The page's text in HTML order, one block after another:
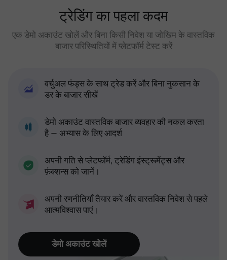
ट्रेडिंग का पहला कदम
एक डेमो अकाउंट खोलें और बिना किसी निवेश या जोखिम के वास्तविक
बाजार परिस्थितियों में प्लेटफॉर्म टेस्ट करें
वर्चुअल फंड्स के साथ ट्रेड करें और बिना नुकसान के
डर के बाजार सीखें
डेमो अकाउंट वास्तविक बाजार व्यवहार की नकल करता
है — अभ्यास के लिए आदर्श
अपनी गति से प्लेटफॉर्म, ट्रेडिंग इंस्ट्रूमेंट्स और
फ़ंक्शन्स को जानें।
अपनी रणनीतियाँ तैयार करें और वास्तविक निवेश से पहले
आत्मविश्वास पाएं।
डेमो अकाउंट खोलें